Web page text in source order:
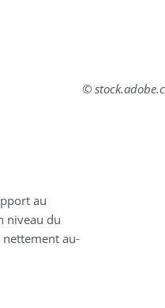
©
au
niveau du
au-